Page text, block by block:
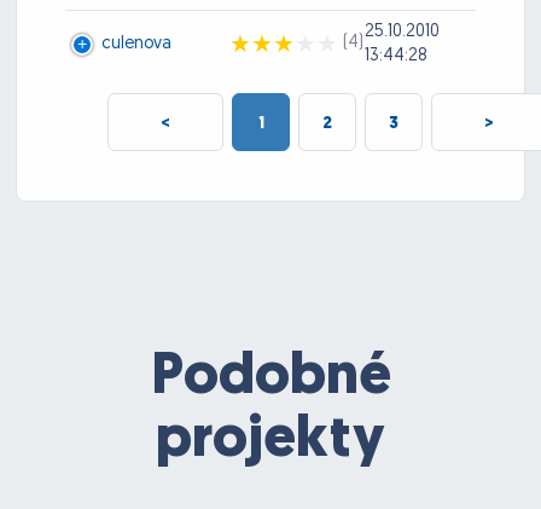
culenova (4)
25.10.2010
13:44:28
< 1 2 3 >
Podobné
projekty